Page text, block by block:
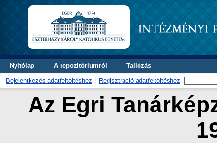
Nyitólap A repozitóriumról Tallózás
Bejelentkezés adatfeltöltéshez Regisztráció adatfeltöltéshez
Az Egri